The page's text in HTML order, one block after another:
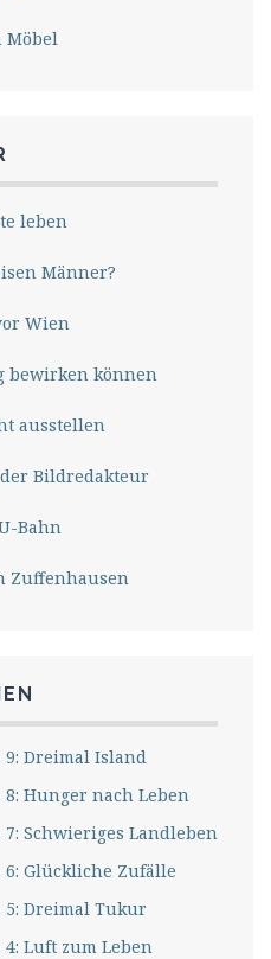
Möbel
leben
Männer?
Wien
bewirken können
ausstellen
der Bildredakteur
Bahn
Zuffenhausen
9: Dreimal Island
8: Hunger nach Leben
7: Schwieriges Landleben
6: Glückliche Zufälle
5: Dreimal Tukur
4: Luft zum Leben